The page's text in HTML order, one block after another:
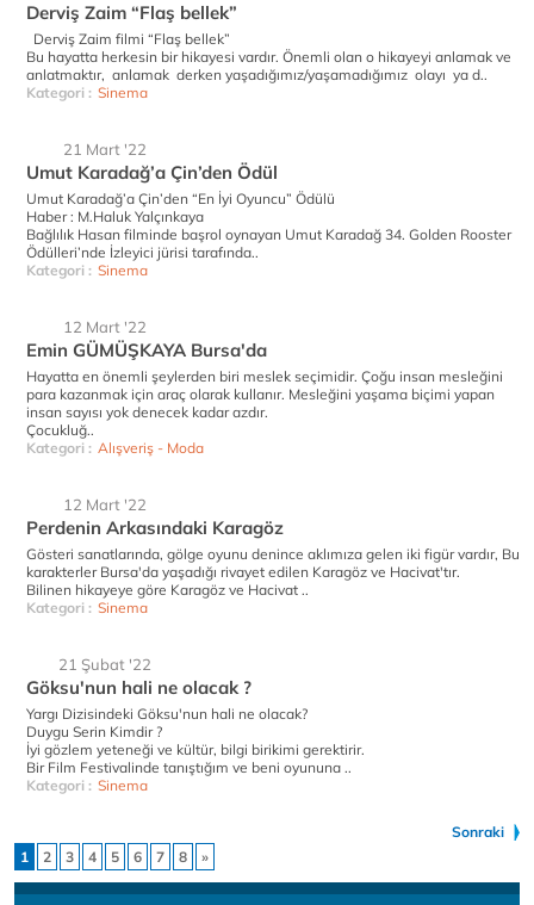
Derviş Zaim “Flaş bellek”
Derviş Zaim filmi “Flaş bellek”
Bu hayatta herkesin bir hikayesi vardır. Önemli olan o hikayeyi anlamak ve
anlatmaktır, anlamak derken yaşadığımız/yaşamadığımız olayı ya d..
Kategori : Sinema
21 Mart '22
Umut Karadağ’a Çin’den Ödül
Umut Karadağ’a Çin’den “En İyi Oyuncu” Ödülü
Haber : M.Haluk Yalçınkaya
Bağlılık Hasan filminde başrol oynayan Umut Karadağ 34. Golden Rooster
Ödülleri’nde İzleyici jürisi tarafında..
Kategori : Sinema
12 Mart '22
Emin GÜMÜŞKAYA Bursa'da
Hayatta en önemli şeylerden biri meslek seçimidir. Çoğu insan mesleğini
para kazanmak için araç olarak kullanır. Mesleğini yaşama biçimi yapan
insan sayısı yok denecek kadar azdır.
Çocukluğ..
Kategori : Alışveriş - Moda
12 Mart '22
Perdenin Arkasındaki Karagöz
Gösteri sanatlarında, gölge oyunu denince aklımıza gelen iki figür vardır, Bu
karakterler Bursa'da yaşadığı rivayet edilen Karagöz ve Hacivat'tır.
Bilinen hikayeye göre Karagöz ve Hacivat ..
Kategori : Sinema
21 Şubat '22
Göksu'nun hali ne olacak ?
Yargı Dizisindeki Göksu'nun hali ne olacak?
Duygu Serin Kimdir ?
İyi gözlem yeteneği ve kültür, bilgi birikimi gerektirir.
Bir Film Festivalinde tanıştığım ve beni oyununa ..
Kategori : Sinema
Sonraki
1
2 3 4 5 6 7 8 »